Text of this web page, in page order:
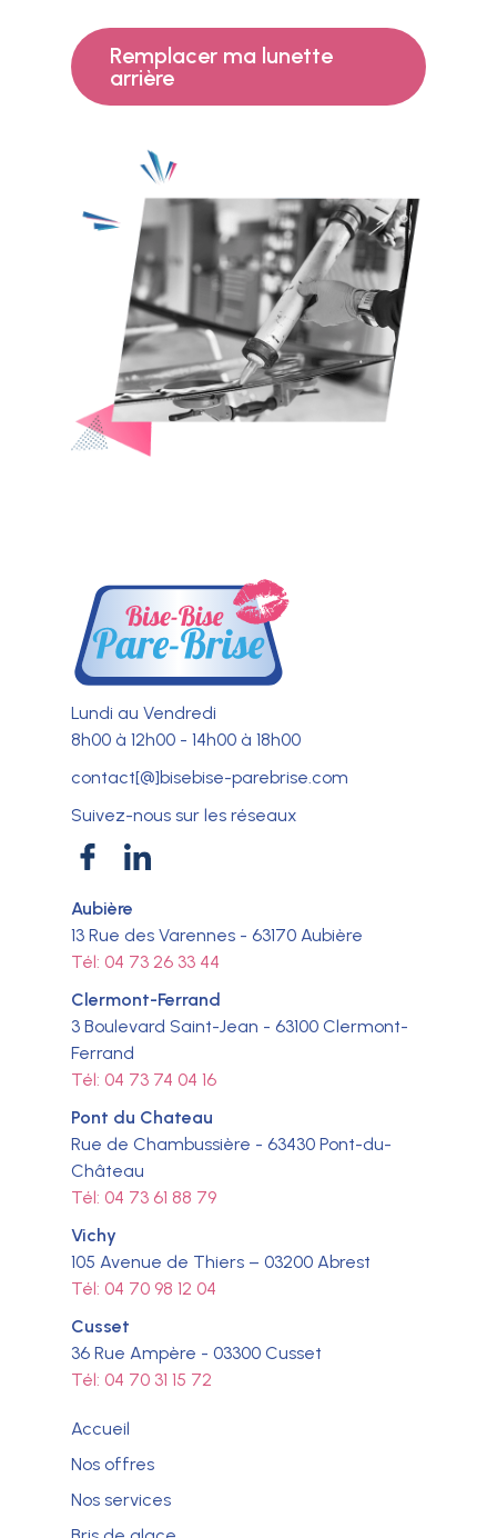
Remplacer ma lunette
arrière
Lundi au Vendredi
8h00 à 12h00 - 14h00 à 18h00
contact[@]bisebise-parebrise.com
Suivez-nous sur les réseaux
Aubière
13 Rue des Varennes - 63170 Aubière
Tél: 04 73 26 33 44
Clermont-Ferrand
3 Boulevard Saint-Jean - 63100 Clermont-
Ferrand
Tél: 04 73 74 04 16
Pont du Chateau
Rue de Chambussière - 63430 Pont-du-
Château
Tél: 04 73 61 88 79
Vichy
105 Avenue de Thiers – 03200 Abrest
Tél: 04 70 98 12 04
Cusset
36 Rue Ampère - 03300 Cusset
Tél: 04 70 31 15 72
Accueil
Nos offres
Nos services